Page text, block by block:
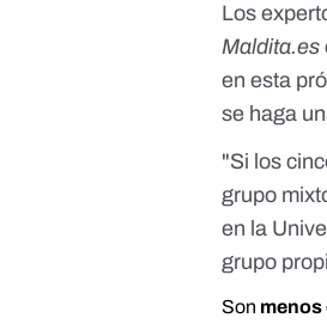
Los
Maldita.es
en esta
se haga
"Si los
grupo
en la
grupo
Son menos